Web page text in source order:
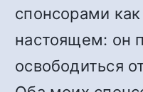
спонсорами
настоящем: он
освободиться